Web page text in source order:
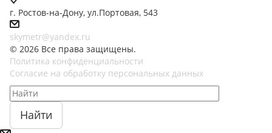
г. Ростов-на-Дону, ул.Портовая, 543
skymetr@yandex.ru
© 2026 Все права защищены.
Политика конфиденциальности
Согласие на обработку персональных данных
Найти